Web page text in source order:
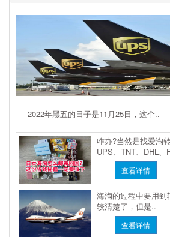
2022年黑五的日子是11月25日，这个..
咋办?当然是找爱淘
UPS、TNT、DHL、
查看详情
海淘的过程中要用
较清楚了，但是..
查看详情